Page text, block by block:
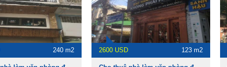
240 m2 2600 USD 123 m2